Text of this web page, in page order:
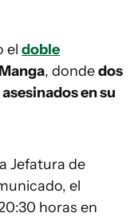
el doble
, dondedos
en su
Jefatura de
el
horas en